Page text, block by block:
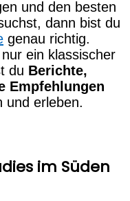
und den besten
dann bist du
genau richtig.
ein klassischer
du Berichte,
Empfehlungen
und erleben.
im Süden